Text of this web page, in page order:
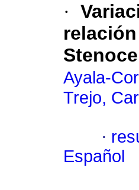
·
Ayala-
Trejo,
·
Español